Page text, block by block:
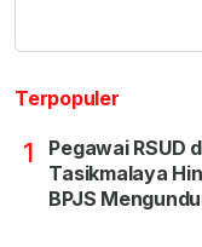
Terpopuler
1
Pegawai RSUD
Tasikmalaya
BPJS